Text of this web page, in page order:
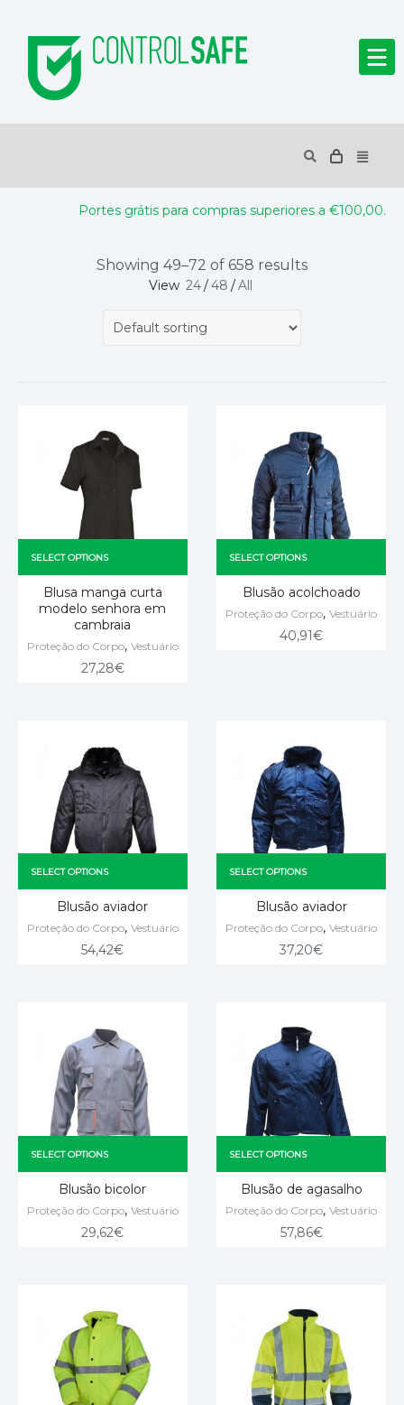
Portes grátis para compras superiores a €100,00.
Showing 49–72 of 658 results
View 24/48 /All
SELECT OPTIONS
Blusa manga curta
modelo senhora em
cambraia
Proteção do Corpo, Vestuário
27,28€
SELECT OPTIONS
Blusão acolchoado
Proteção do Corpo,Vestuário
40,91€
SELECT OPTIONS
Blusão aviador
Proteção do Corpo, Vestuário
54,42€
SELECT OPTIONS
Blusão aviador
Proteção do Corpo,Vestuário
37,20€
SELECT OPTIONS
Blusão bicolor
Proteção do Corpo, Vestuário
29,62€
SELECT OPTIONS
Blusão de agasalho
Proteção do Corpo,Vestuário
57,86€